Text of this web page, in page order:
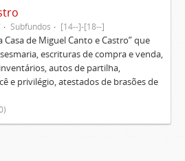
Subfundos [14--]-[18--]
de Miguel Canto e Castro” que
escrituras de compra e venda,
autos de partilha,
e privilégio, atestados de brasões de